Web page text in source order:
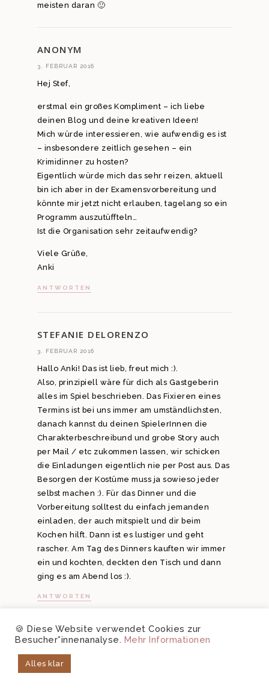
meisten daran 🙂
ANONYM
3. FEBRUAR 2016
Hej Stef,
erstmal ein großes Kompliment – ich liebe
deinen Blog und deine kreativen Ideen!
Mich würde interessieren, wie aufwendig es ist
– insbesondere zeitlich gesehen – ein
Krimidinner zu hosten?
Eigentlich würde mich das sehr reizen, aktuell
bin ich aber in der Examensvorbereitung und
könnte mir jetzt nicht erlauben, tagelang so ein
Programm auszutüffteln…
Ist die Organisation sehr zeitaufwendig?
Viele Grüße,
Anki
ANTWORTEN
STEFANIE DELORENZO
3. FEBRUAR 2016
Hallo Anki! Das ist lieb, freut mich :).
Also, prinzipiell wäre für dich als Gastgeberin
alles im Spiel beschrieben. Das Fixieren eines
Termins ist bei uns immer am umständlichsten,
danach kannst du deinen SpielerInnen die
Charakterbeschreibund und grobe Story auch
per Mail / etc zukommen lassen, wir schicken
die Einladungen eigentlich nie per Post aus. Das
Besorgen der Kostüme muss ja sowieso jeder
selbst machen :). Für das Dinner und die
Vorbereitung solltest du einfach jemanden
einladen, der auch mitspielt und dir beim
Kochen hilft. Dann ist es lustiger und geht
rascher. Am Tag des Dinners kauften wir immer
ein und kochten, deckten den Tisch und dann
ging es am Abend los :).
ANTWORTEN
ANONYM
7. NOVEMBER 2016
🍪 Diese Website verwendet Cookies zur
Besucher*innenanalyse. Mehr Informationen
Alles klar